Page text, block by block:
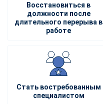
Восстановиться в
должности после
длительного перерыва в
работе
Стать востребованным
специалистом